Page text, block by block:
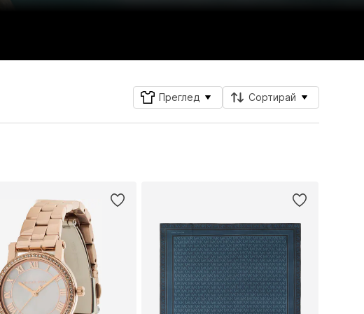
Преглед Сортирай